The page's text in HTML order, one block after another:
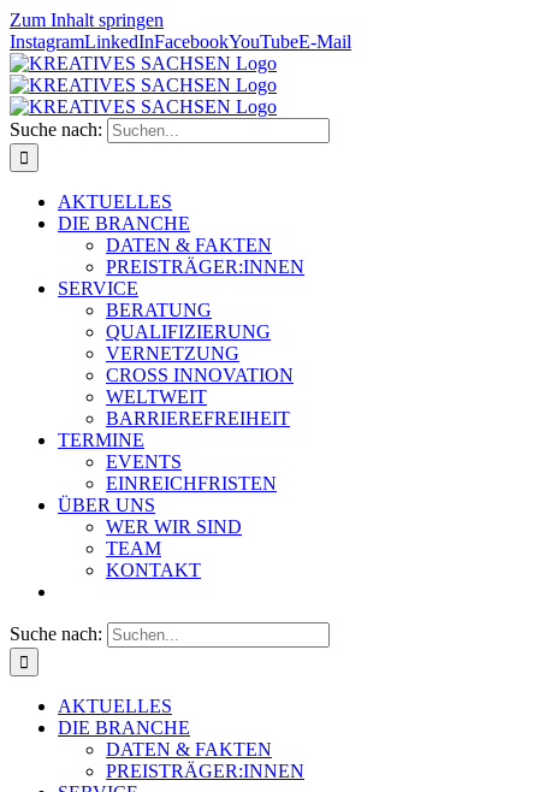
Zum Inhalt springen
InstagramLinkedInFacebookYouTubeE-Mail
Suche nach:
AKTUELLES
DIE BRANCHE
DATEN & FAKTEN
PREISTRÄGER:INNEN
SERVICE
BERATUNG
QUALIFIZIERUNG
VERNETZUNG
CROSS INNOVATION
WELTWEIT
BARRIEREFREIHEIT
TERMINE
EVENTS
EINREICHFRISTEN
ÜBER UNS
WER WIR SIND
TEAM
KONTAKT
Suche nach:
AKTUELLES
DIE BRANCHE
DATEN & FAKTEN
PREISTRÄGER:INNEN